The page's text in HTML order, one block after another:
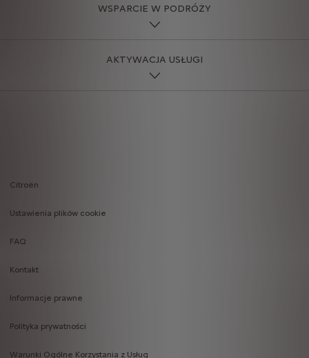
WSPARCIE W PODRÓŻY
AKTYWACJA USŁUGI
menu
Citroën
Ustawienia plików cookie
FAQ
Kontakt
Informacje prawne
Polityka prywatności
Warunki Ogólne Korzystania z Usług